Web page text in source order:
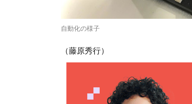
自動化の様子
（藤原秀行）